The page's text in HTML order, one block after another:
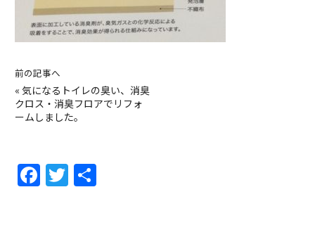
前の記事へ
« 気になるトイレの臭い、消臭
クロス・消臭フロアでリフォ
ームしました。
F
a
T
w